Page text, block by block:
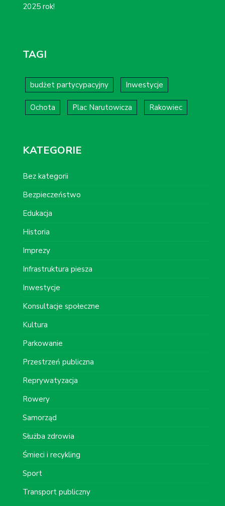
2025 rok!
TAGI
budżet partycypacyjny Inwestycje
Ochota Plac Narutowicza Rakowiec
KATEGORIE
Bez kategorii
Bezpieczeństwo
Edukacja
Historia
Imprezy
Infrastruktura piesza
Inwestycje
Konsultacje społeczne
Kultura
Parkowanie
Przestrzeń publiczna
Reprywatyzacja
Rowery
Samorząd
Służba zdrowia
Śmieci i recykling
Sport
Transport publiczny